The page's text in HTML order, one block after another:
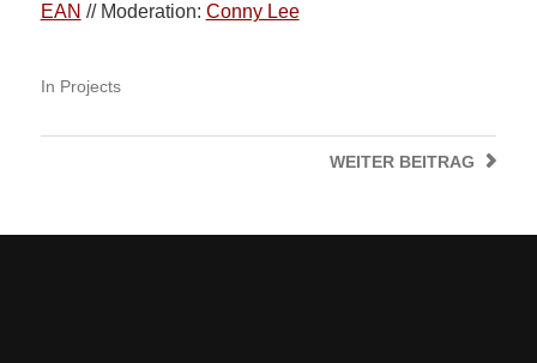
EAN // Moderation: Conny Lee
In Projects
WEITER BEITRAG